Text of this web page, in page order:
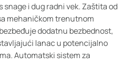
snage i dug radni vek. Zaštita od
mehaničkom trenutnom
dodatnu bezbednost,
lanac u potencijalno
Automatski sistem za